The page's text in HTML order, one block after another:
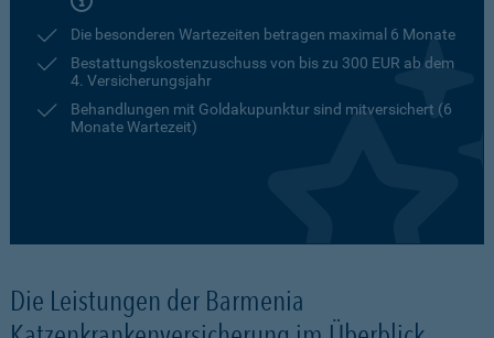
Die besonderen Wartezeiten betragen maximal 6 Monate
Bestattungskostenzuschuss von bis zu 300 EUR ab dem
4. Versicherungsjahr
Behandlungen mit Goldakupunktur sind mitversichert (6
Monate Wartezeit)
Die Leistungen der Barmenia